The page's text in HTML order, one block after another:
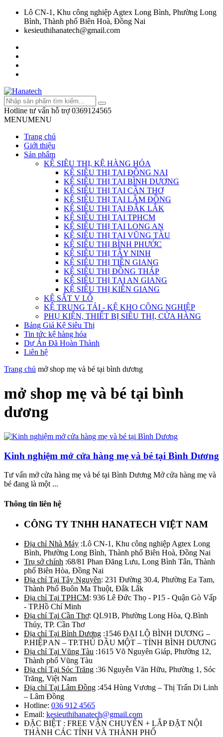
Lô CN-1, Khu công nghiệp Agtex Long Bình, Phường Long
Bình, Thành phố Biên Hoà, Đồng Nai
kesieuthihanatech@gmail.com
Hotline tư vấn hỗ trợ 0369124565
MENUMENU
Trang chủ
Giới thiệu
Sản phẩm
KỆ SIÊU THỊ, KỆ HÀNG HÓA
KỆ SIÊU THỊ TẠI ĐỒNG NAI
KỆ SIÊU THỊ TẠI BÌNH DƯƠNG
KỆ SIÊU THỊ TẠI CẦN THƠ
KỆ SIÊU THỊ TẠI LÂM ĐỒNG
KỆ SIÊU THỊ TẠI ĐẮK LẮK
KỆ SIÊU THỊ TẠI TPHCM
KỆ SIÊU THỊ TẠI LONG AN
KỆ SIÊU THỊ TẠI VŨNG TÀU
KỆ SIÊU THỊ BÌNH PHƯỚC
KỆ SIÊU THỊ TÂY NINH
KỆ SIÊU THỊ TIỀN GIANG
KỆ SIÊU THỊ ĐỒNG THÁP
KỆ SIÊU THỊ TẠI AN GIANG
KỆ SIÊU THỊ KIÊN GIANG
KỆ SẮT V LỖ
KỆ TRUNG TẢI - KỆ KHO CÔNG NGHIỆP
PHỤ KIỆN, THIẾT BỊ SIÊU THỊ, CỬA HÀNG
Bảng Giá Kệ Siêu Thị
Tin tức kệ hàng hóa
Dự Án Đã Hoàn Thành
Liên hệ
Trang chủ mở shop mẹ và bé tại bình dương
mở shop mẹ và bé tại bình
dương
Kinh nghiệm mở cửa hàng mẹ và bé tại Bình Dương
Tư vấn mở cửa hàng mẹ và bé tại Bình Dương Mở cửa hàng mẹ và
bé đang là một ...
Thông tin liên hệ
CÔNG TY TNHH HANATECH VIỆT NAM
Địa chỉ Nhà Máy :Lô CN-1, Khu công nghiệp Agtex Long
Bình, Phường Long Bình, Thành phố Biên Hoà, Đồng Nai
Trụ sở chính :68/81 Phan Đăng Lưu, Long Bình Tân, Thành
phố Biên Hòa, Đồng Nai
Địa chỉ Tại Tây Nguyên: 231 Đường 30.4, Phường Ea Tam,
Thành Phố Buôn Ma Thuột, Đắk Lắk
Địa chỉ Tại TPHCM: 936 Lê Đức Thọ - P15 - Quận Gò Vấp
- TP.Hồ Chí Minh
Địa chỉ Tại Cần Thơ: QL91B, Phường Long Hòa, Q.Bình
Thủy, TP. Cần Thơ
Địa chỉ Tại Bình Dương :1546 ĐẠI LỘ BÌNH DƯƠNG –
P.HIỆP AN – TP.THỦ DẦU MỘT – TỈNH BÌNH DƯƠNG
Địa chỉ Tại Vũng Tàu :1615 Võ Nguyên Giáp, Phường 12,
Thành phố Vũng Tàu
Địa chỉ Tại Sóc Trăng :36 Nguyễn Văn Hữu, Phường 1, Sóc
Trăng, Việt Nam
Địa chỉ Tại Lâm Đồng :454 Hùng Vương – Thị Trấn Di Linh
– Lâm Đồng
Hotline: 036 912 4565
Email: kesieuthihanatech@gmail.com
ĐẶC BIỆT : FREE VẬN CHUYỂN + LẮP ĐẶT NỘI
THÀNH CÁC TỈNH VÀ THÀNH PHỐ